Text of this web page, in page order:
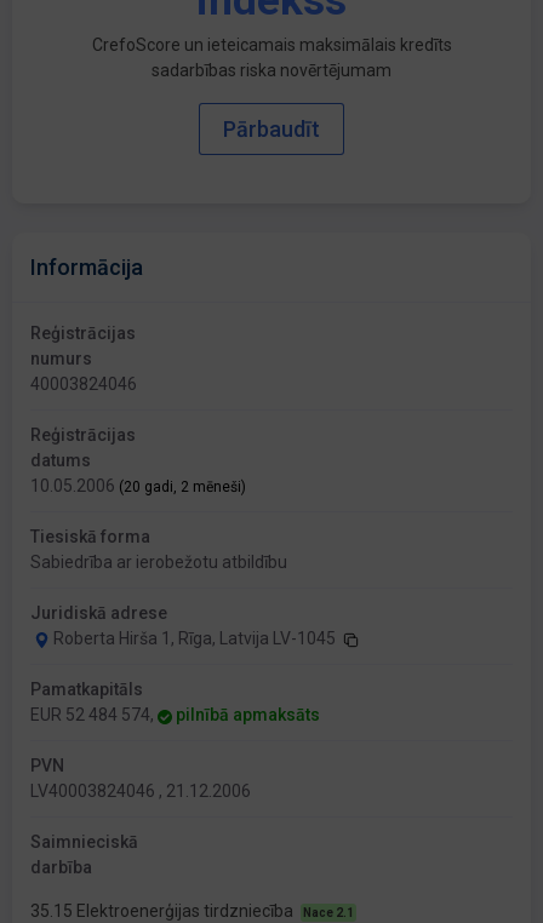
CrefoScore un ieteicamais maksimālais kredīts
sadarbības riska novērtējumam
Pārbaudīt
Informācija
Reģistrācijas
numurs
40003824046
Reģistrācijas
datums
10.05.2006 (20 gadi, 2 mēneši)
Tiesiskā forma
Sabiedrība ar ierobežotu atbildību
Juridiskā adrese
Roberta Hirša 1, Rīga, Latvija LV-1045
Pamatkapitāls
EUR 52 484 574,
pilnībā apmaksāts
PVN
LV40003824046 , 21.12.2006
Saimnieciskā
darbība
35.15 Elektroenerģijas tirdzniecība Nace 2.1